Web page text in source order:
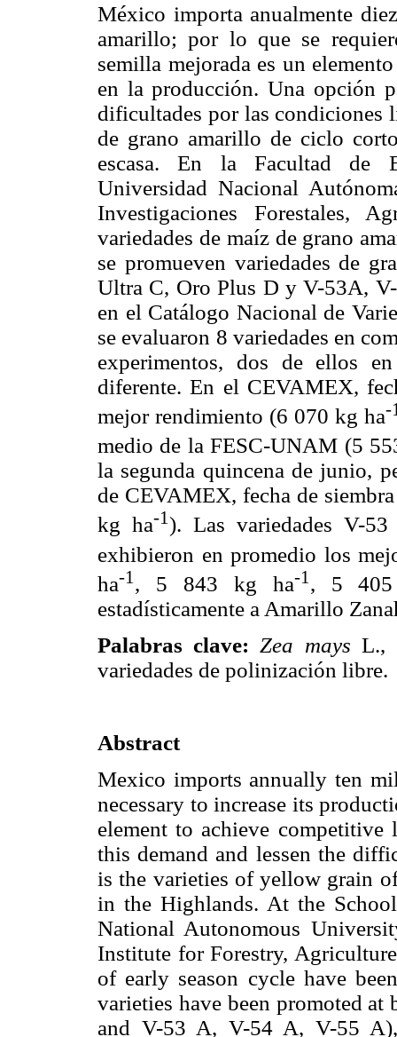
México importa anualmente
amarillo; por lo que se
semilla mejorada es un
en la producción. Una opción
dificultades por las condiciones
de grano amarillo de ciclo
escasa. En la Facultad de
Universidad Nacional
Investigaciones Forestales,
variedades de maíz de grano
se promueven variedades de
Ultra C, Oro Plus D y V-53A,
en el Catálogo Nacional de
se evaluaron 8 variedades en
experimentos, dos de ellos
diferente. En el CEVAMEX,
mejor rendimiento (6 070 kg ha-
medio de la FESC-UNAM (5
la segunda quincena de junio,
de CEVAMEX, fecha de
kg ha-1). Las variedades V-
exhibieron en promedio los
ha-1 , 5 843 kg ha-1 , 5
estadísticamente a Amarillo
Palabras clave: Zea mays L.,
variedades de polinización libre.
Abstract
Mexico imports annually ten
necessary to increase its
element to achieve
this demand and lessen the
is the varieties of yellow grain
in the Highlands. At the
National Autonomous
Institute for Forestry,
of early season cycle have
varieties have been promoted
and V-53 A, V-54 A, V-55